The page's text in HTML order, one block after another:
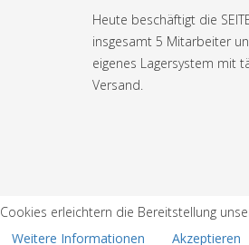
Heute beschäftigt die
insgesamt 5 Mitarbeiter
eigenes Lagersystem mit
Versand.
Cookies erleichtern die Bereitstellung
Weitere Informationen
Akzeptieren